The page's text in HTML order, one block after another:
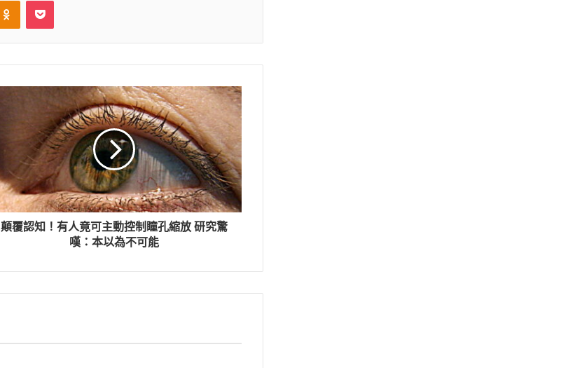
顛覆認知！有人竟可主動控制瞳孔縮放 研究驚
嘆：本以為不可能